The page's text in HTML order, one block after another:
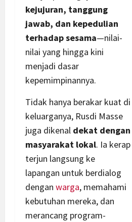
kejujuran, tanggung
jawab, dan kepedulian
terhadap sesama—nilai-
nilai yang hingga kini
menjadi dasar
kepemimpinannya.
Tidak hanya berakar kuat di
keluarganya, Rusdi Masse
juga dikenal dekat dengan
masyarakat lokal. Ia kerap
terjun langsung ke
lapangan untuk berdialog
dengan warga, memahami
kebutuhan mereka, dan
merancang program-